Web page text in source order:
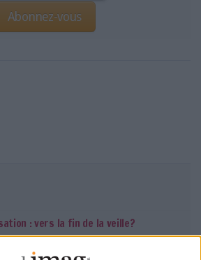
Abonnez-vous
: vers la fin de la veille?